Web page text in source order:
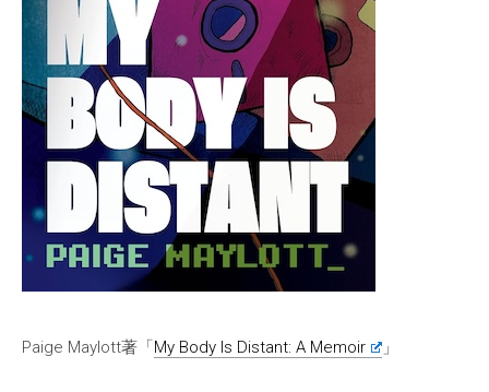
Paige Maylott著「My Body Is Distant: A Memoir 」